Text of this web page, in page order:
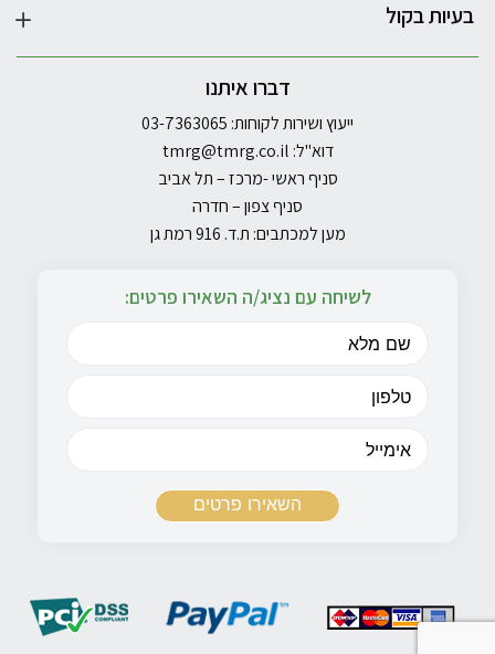
בעיות בקול
דברו איתנו
ייעוץ ושירות לקוחות: 03-7363065
דוא"ל: tmrg@tmrg.co.il
סניף ראשי -מרכז – תל אביב
סניף צפון – חדרה
מען למכתבים: ת.ד. 916 רמת גן
לשיחה עם נציג/ה השאירו פרטים: